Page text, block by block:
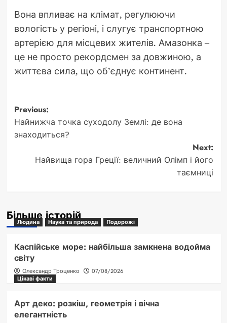
Вона впливає на клімат, регулюючи
вологість у регіоні, і слугує транспортною
артерією для місцевих жителів. Амазонка –
це не просто рекордсмен за довжиною, а
життєва сила, що об’єднує континент.
Post
navigation
Previous:
Найнижча точка суходолу Землі: де вона
знаходиться?
Next:
Найвища гора Греції: величний Олімп і його
таємниці
Більше історій
Людина Наука та природа Подорожі
Каспійське море: найбільша замкнена водойма
світу
Олександр Троценко
07/08/2026
Цікаві факти
Арт деко: розкіш, геометрія і вічна
елегантність